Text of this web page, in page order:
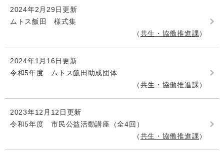
2024年2月29日更新
ムトス飯田 様式集
共生・協働推進課
2024年1月16日更新
令和5年度 ムトス飯田助成団体
共生・協働推進課
2023年12月12日更新
令和5年度 市民公益活動講座（全4回）
共生・協働推進課